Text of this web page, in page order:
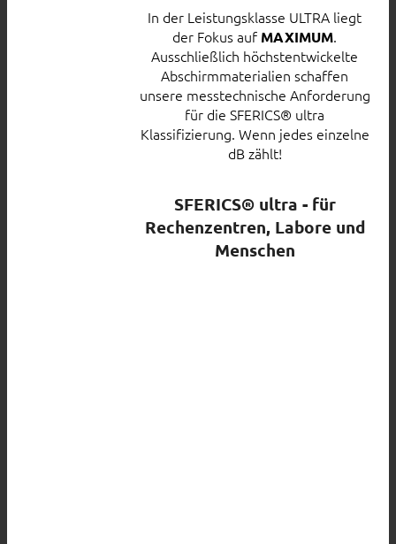
In der Leistungsklasse ULTRA liegt
der Fokus auf MAXIMUM.
Ausschließlich höchstentwickelte
Abschirmmaterialien schaffen
unsere messtechnische Anforderung
für die SFERICS® ultra
Klassifizierung. Wenn jedes einzelne
dB zählt!
SFERICS® ultra - für
Rechenzentren, Labore und
Menschen